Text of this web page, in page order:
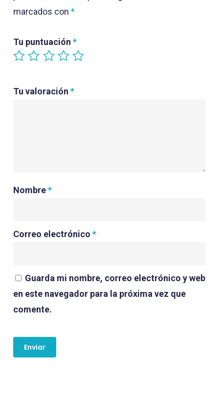
marcados con *
Tu puntuación *
Tu valoración *
Nombre*
Correo electrónico *
Guarda mi nombre, correo electrónico y web
en este navegador para la próxima vez que
comente.